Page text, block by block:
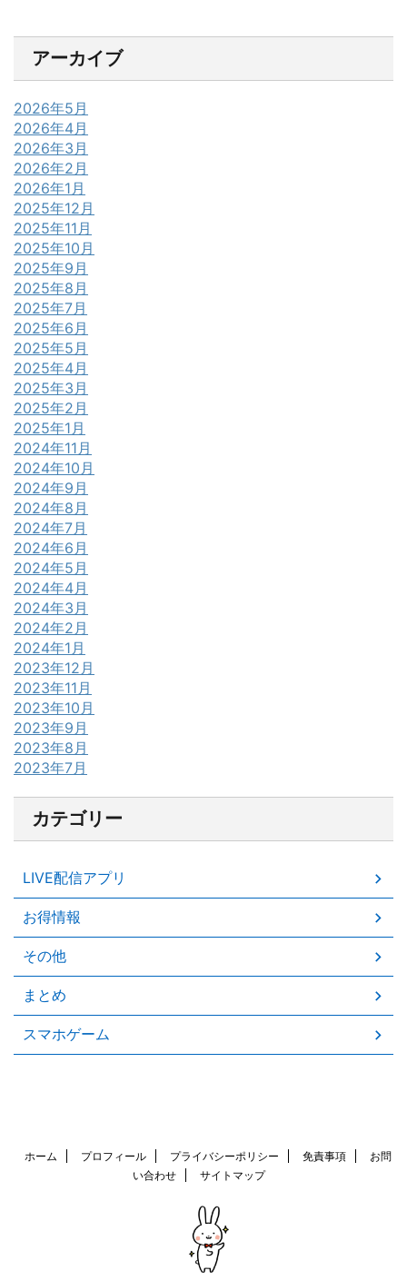
アーカイブ
2026年5月
2026年4月
2026年3月
2026年2月
2026年1月
2025年12月
2025年11月
2025年10月
2025年9月
2025年8月
2025年7月
2025年6月
2025年5月
2025年4月
2025年3月
2025年2月
2025年1月
2024年11月
2024年10月
2024年9月
2024年8月
2024年7月
2024年6月
2024年5月
2024年4月
2024年3月
2024年2月
2024年1月
2023年12月
2023年11月
2023年10月
2023年9月
2023年8月
2023年7月
カテゴリー
LIVE配信アプリ
お得情報
その他
まとめ
スマホゲーム
ホーム プロフィール プライバシーポリシー 免責事項
お問
い合わせ
サイトマップ